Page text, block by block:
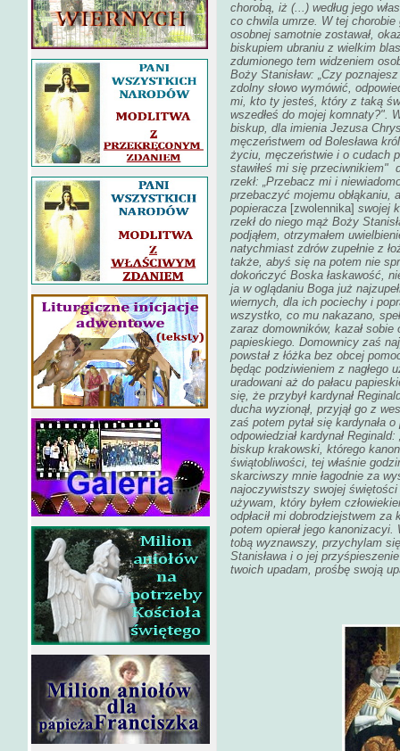
chorobą, iż (...) według jego
co chwila umrze. W tej
osobnej samotnie zostawał,
biskupiem ubraniu z wielkim
zdumionego tem widzeniem
Boży Stanisław: „Czy
zdolny słowo wymówić,
mi, kto ty jesteś, który z taką
wszedłeś do mojej komnaty?".
biskup, dla imienia Jezusa
męczeństwem od Bolesława
życiu, męczeństwie i o cudach
stawiłeś mi się przeciwnikiem"
rzekł: „Przebacz mi i
przebaczyć mojemu obłąkaniu,
popieracza [zwolennika] swojej
rzekł do niego mąż Boży
podjąłem, otrzymałem
natychmiast zdrów zupełnie z
także, abyś się na potem nie
dokończyć Boska łaskawość,
ja w oglądaniu Boga już
wiernych, dla ich pociechy i
wszystko, co mu nakazano,
zaraz domowników, kazał sobie
papieskiego. Domownicy zaś
powstał z łóżka bez obcej
będąc podziwieniem z nagłego
uradowani aż do pałacu
się, że przybył kardynał
ducha wyzionął, przyjął go z
zaś potem pytał się kardynała
odpowiedział kardynał
biskup krakowski, którego
świątobliwości, tej właśnie
skarciwszy mnie łagodnie za
najoczywistszy swojej
używam, który byłem
odpłacił mi dobrodziejstwem
potem opierał jego
tobą wyznawszy, przychylam
Stanisława i o jej
twoich upadam, prośbę swoją